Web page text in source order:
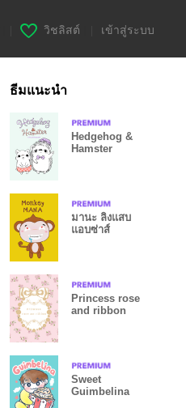
วิชลิสต์ เข้าสู่ระบบ
ธีมแนะนำ
Hedgehog &
Hamster
มานะ ลิงแสบ
แอบซ่าส์
Princess rose
and ribbon
Sweet
Guimbelina